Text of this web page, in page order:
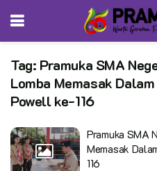
Tag: Pramuka SMA
Lomba Memasak
Powell ke-116
Pramuka SMA
Memasak
116